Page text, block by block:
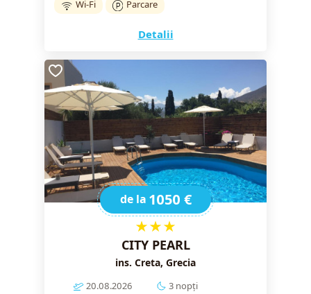
Wi-Fi
Parcare
Detalii
de la 1050 €
★★★
CITY PEARL
ins. Creta, Grecia
20.08.2026
3 nopți